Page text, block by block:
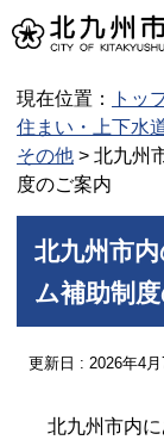
現在位置： トッ
住まい・上下水
その他 > 北九州
度のご案内
北九州市
ム補助制
更新日 : 2026年4月
北九州市内に